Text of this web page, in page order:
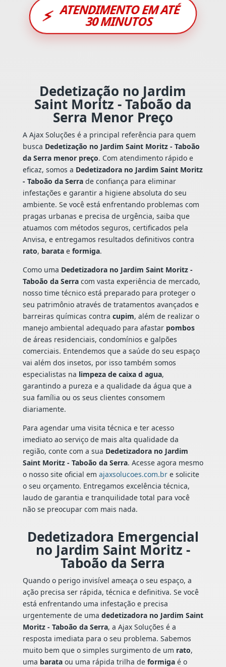
⚡ ATENDIMENTO EM ATÉ
30 MINUTOS
Dedetização no Jardim
Saint Moritz - Taboão da
Serra Menor Preço
A Ajax Soluções é a principal referência para quem
busca Dedetização no Jardim Saint Moritz - Taboão
da Serra menor preço. Com atendimento rápido e
eficaz, somos a Dedetizadora no Jardim Saint Moritz
- Taboão da Serrade confiança para eliminar
infestações e garantir a higiene absoluta do seu
ambiente. Se você está enfrentando problemas com
pragas urbanas e precisa de urgência, saiba que
atuamos com métodos seguros, certificados pela
Anvisa, e entregamos resultados definitivos contra
rato, baratae formiga.
Como uma Dedetizadora no Jardim Saint Moritz -
Taboão da Serracom vasta experiência de mercado,
nosso time técnico está preparado para proteger o
seu patrimônio através de tratamentos avançados e
barreiras químicas contra cupim, além de realizar o
manejo ambiental adequado para afastar pombos
de áreas residenciais, condomínios e galpões
comerciais. Entendemos que a saúde do seu espaço
vai além dos insetos, por isso também somos
especialistas na limpeza de caixa d agua,
garantindo a pureza e a qualidade da água que a
sua família ou os seus clientes consomem
diariamente.
Para agendar uma visita técnica e ter acesso
imediato ao serviço de mais alta qualidade da
região, conte com a sua Dedetizadora no Jardim
Saint Moritz - Taboão da Serra. Acesse agora mesmo
o nosso site oficial em ajaxsolucoes.com.bre solicite
o seu orçamento. Entregamos excelência técnica,
laudo de garantia e tranquilidade total para você
não se preocupar com mais nada.
Dedetizadora Emergencial
no Jardim Saint Moritz -
Taboão da Serra
Quando o perigo invisível ameaça o seu espaço, a
ação precisa ser rápida, técnica e definitiva. Se você
está enfrentando uma infestação e precisa
urgentemente de uma dedetizadora no Jardim Saint
Moritz - Taboão da Serra, a Ajax Soluções é a
resposta imediata para o seu problema. Sabemos
muito bem que o simples surgimento de um rato,
uma barataou uma rápida trilha de formigaé o